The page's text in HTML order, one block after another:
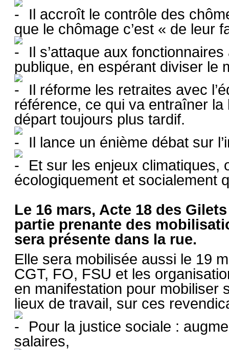
Il accroît le contrôle des
que le chômage c’est « de leur
Il s’attaque aux
publique, en espérant diviser le
Il réforme les retraites avec
référence, ce qui va entraîner
départ toujours plus tardif.
Il lance un énième débat sur
Et sur les enjeux climatiques,
écologiquement et socialement
Le 16 mars, Acte 18 des
partie prenante des
sera présente dans la rue.
Elle sera mobilisée aussi le 19
CGT, FO, FSU et les
en manifestation pour mobiliser
lieux de travail, sur ces
Pour la justice sociale :
salaires,